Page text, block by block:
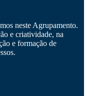
neste Agrupamento.
e criatividade, na
e formação de